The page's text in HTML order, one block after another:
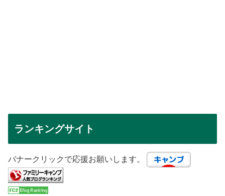
ランキングサイト
バナークリックで応援お願いします。